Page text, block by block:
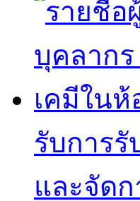
รับการ
และจัด